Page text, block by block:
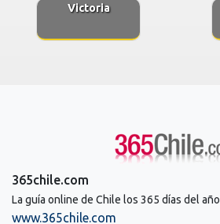
Victoria
365chile.com
La guía online de Chile los 365 días del año
www.365chile.com